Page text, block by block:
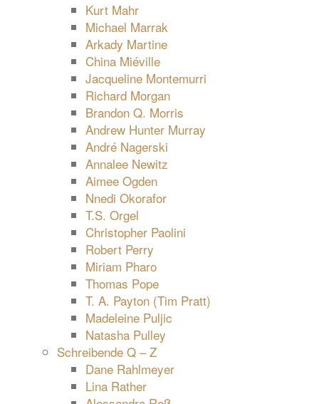
Kurt Mahr
Michael Marrak
Arkady Martine
China Miéville
Jacqueline Montemurri
Richard Morgan
Brandon Q. Morris
Andrew Hunter Murray
André Nagerski
Annalee Newitz
Aimee Ogden
Nnedi Okorafor
T.S. Orgel
Christopher Paolini
Robert Perry
Miriam Pharo
Thomas Pope
T. A. Payton (Tim Pratt)
Madeleine Puljic
Natasha Pulley
Schreibende Q – Z
Dane Rahlmeyer
Lina Rather